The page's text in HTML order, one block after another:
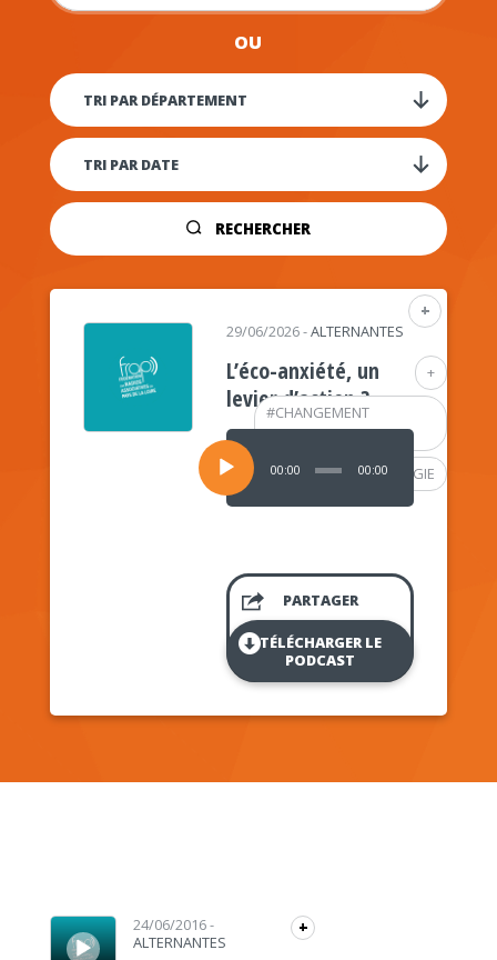
OU
RECHERCHER
+
+
#CHANGEMENT
CLIMATIQUE
#PSYCHOLOGIE
29/06/2026-ALTERNANTES
L’éco-anxiété, un
levier d’action ?
Lecteur
audio
00:00 00:00
PARTAGER
TÉLÉCHARGER LE
PODCAST
Lecteur audio 24/06/2016-
ALTERNANTES
+